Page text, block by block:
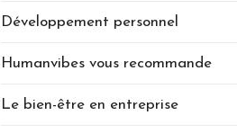
Développement personnel
Humanvibes vous recommande
Le bien-être en entreprise